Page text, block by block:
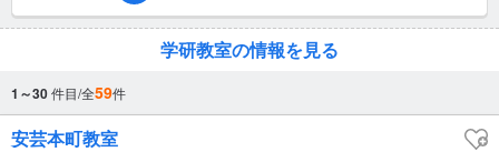
学研教室の情報を見る
1～30件目/全59件
安芸本町教室